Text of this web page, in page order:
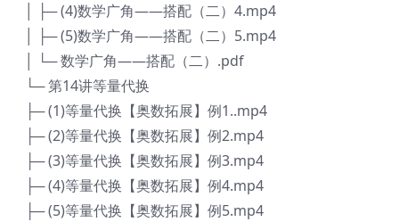
│ ├─ (4)数学广角——搭配（二）4.mp4
│ ├─ (5)数学广角——搭配（二）5.mp4
│ └─ 数学广角——搭配（二）.pdf
└─ 第14讲等量代换
├─ (1)等量代换【奥数拓展】例1..mp4
├─ (2)等量代换【奥数拓展】例2.mp4
├─ (3)等量代换【奥数拓展】例3.mp4
├─ (4)等量代换【奥数拓展】例4.mp4
├─ (5)等量代换【奥数拓展】例5.mp4